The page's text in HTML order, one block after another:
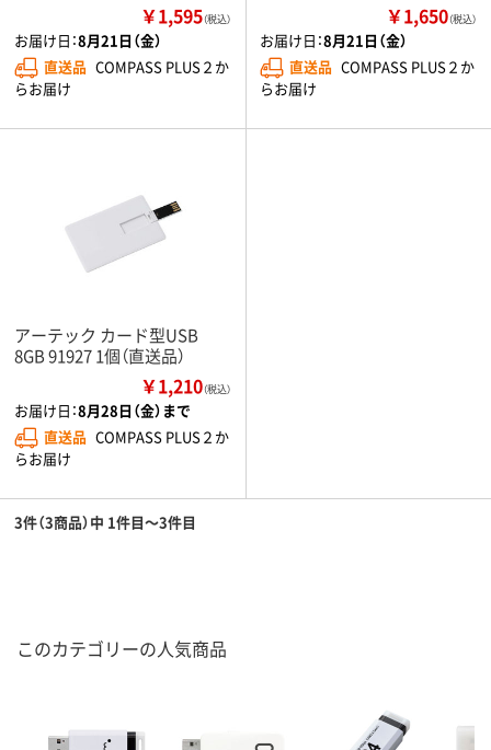
￥1,595（税込）
お届け日：8月21日（金）
直送品 COMPASS PLUS２か
らお届け
￥1,650（税込）
お届け日：8月21日（金）
直送品 COMPASS PLUS２か
らお届け
アーテック カード型USB
8GB 91927 1個（直送品）
￥1,210（税込）
お届け日：8月28日（金）まで
直送品 COMPASS PLUS２か
らお届け
3件（3商品）中 1件目～3件目
このカテゴリーの人気商品